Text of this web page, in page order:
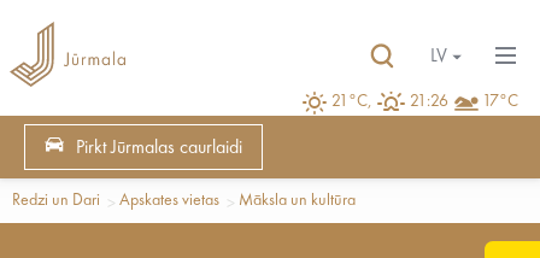
21°C, 21:26 17°C
LV
Pirkt Jūrmalas caurlaidi
Redzi un Dari Apskates vietas Māksla un kultūra